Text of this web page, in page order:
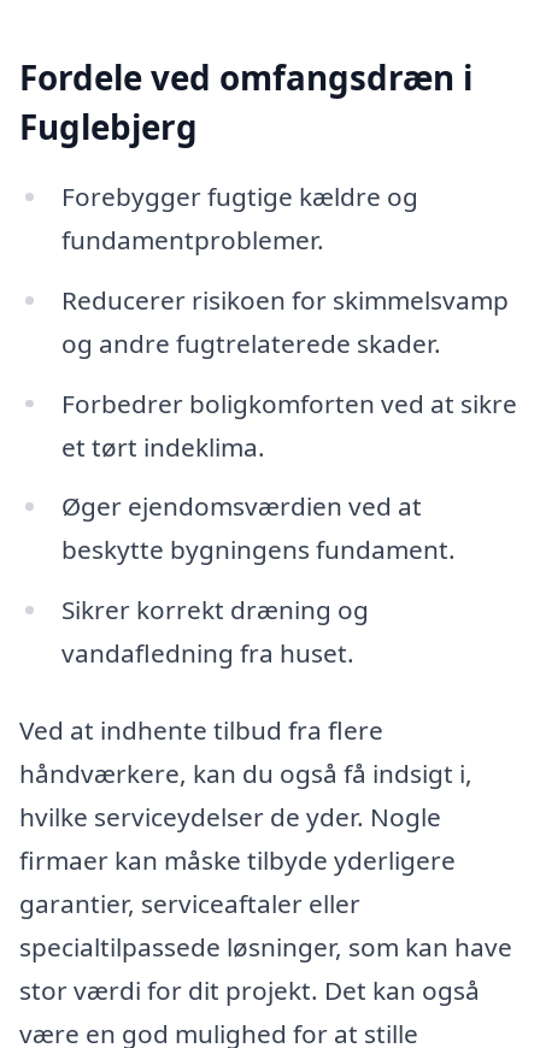
Fordele ved omfangsdræn i
Fuglebjerg
Forebygger fugtige kældre og
fundamentproblemer.
Reducerer risikoen for skimmelsvamp
og andre fugtrelaterede skader.
Forbedrer boligkomforten ved at sikre
et tørt indeklima.
Øger ejendomsværdien ved at
beskytte bygningens fundament.
Sikrer korrekt dræning og
vandafledning fra huset.
Ved at indhente tilbud fra flere
håndværkere, kan du også få indsigt i,
hvilke serviceydelser de yder. Nogle
firmaer kan måske tilbyde yderligere
garantier, serviceaftaler eller
specialtilpassede løsninger, som kan have
stor værdi for dit projekt. Det kan også
være en god mulighed for at stille